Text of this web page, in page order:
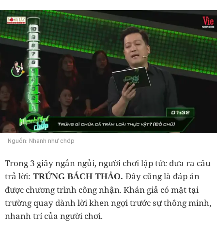
Nguồn: Nhanh như chớp
Trong 3 giây ngắn ngủi, người chơi lập tức đưa ra câu
trả lời: TRỨNG BÁCH THẢO. Đây cũng là đáp án
được chương trình công nhận. Khán giả có mặt tại
trường quay dành lời khen ngợi trước sự thông minh,
nhanh trí của người chơi.